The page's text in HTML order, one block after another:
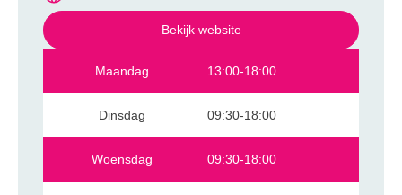
Bekijk website
Maandag 13:00-18:00
Dinsdag 09:30-18:00
Woensdag 09:30-18:00